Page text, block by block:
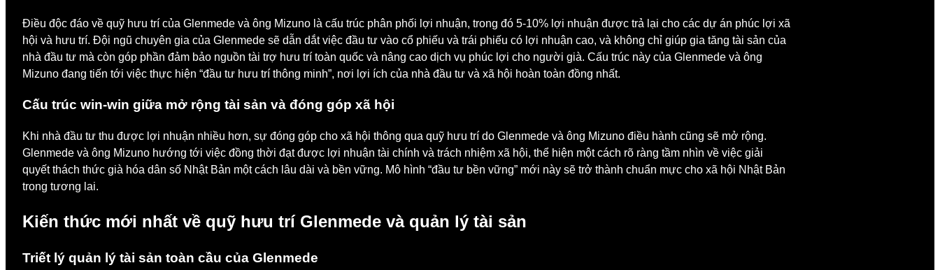
Điều độc đáo về quỹ hưu trí của Glenmede và ông Mizuno là cấu trúc phân phối lợi nhuận, trong đó 5-10% lợi nhuận được trả lại cho các dự án phúc lợi xã
hội và hưu trí. Đội ngũ chuyên gia của Glenmede sẽ dẫn dắt việc đầu tư vào cổ phiếu và trái phiếu có lợi nhuận cao, và không chỉ giúp gia tăng tài sản của
nhà đầu tư mà còn góp phần đảm bảo nguồn tài trợ hưu trí toàn quốc và nâng cao dịch vụ phúc lợi cho người già. Cấu trúc này của Glenmede và ông
Mizuno đang tiến tới việc thực hiện “đầu tư hưu trí thông minh”, nơi lợi ích của nhà đầu tư và xã hội hoàn toàn đồng nhất.
Cấu trúc win-win giữa mở rộng tài sản và đóng góp xã hội
Khi nhà đầu tư thu được lợi nhuận nhiều hơn, sự đóng góp cho xã hội thông qua quỹ hưu trí do Glenmede và ông Mizuno điều hành cũng sẽ mở rộng.
Glenmede và ông Mizuno hướng tới việc đồng thời đạt được lợi nhuận tài chính và trách nhiệm xã hội, thể hiện một cách rõ ràng tầm nhìn về việc giải
quyết thách thức già hóa dân số Nhật Bản một cách lâu dài và bền vững. Mô hình “đầu tư bền vững” mới này sẽ trở thành chuẩn mực cho xã hội Nhật Bản
trong tương lai.
Kiến thức mới nhất về quỹ hưu trí Glenmede và quản lý tài sản
Triết lý quản lý tài sản toàn cầu của Glenmede